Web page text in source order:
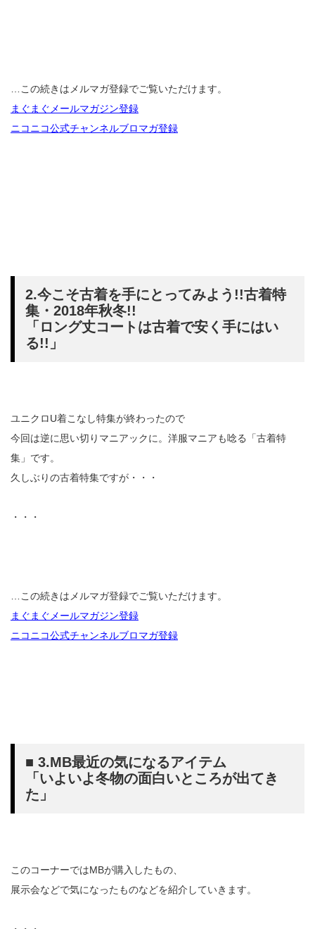
…この続きはメルマガ登録でご覧いただけます。
まぐまぐメールマガジン登録
ニコニコ公式チャンネルブロマガ登録
2.今こそ古着を手にとってみよう!!古着特
集・2018年秋冬!!
「ロング丈コートは古着で安く手にはい
る!!」
ユニクロU着こなし特集が終わったので
今回は逆に思い切りマニアックに。洋服マニアも唸る「古着特
集」です。
久しぶりの古着特集ですが・・・
・・・
…この続きはメルマガ登録でご覧いただけます。
まぐまぐメールマガジン登録
ニコニコ公式チャンネルブロマガ登録
■ 3.MB最近の気になるアイテム
「いよいよ冬物の面白いところが出てき
た」
このコーナーではMBが購入したもの、
展示会などで気になったものなどを紹介していきます。